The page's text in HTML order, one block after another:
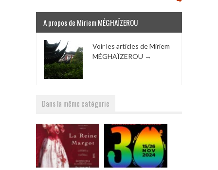
A propos de Miriem MÉGHAÏZEROU
Voir les articles de Miriem
MÉGHAÏZEROU →
Dans la même catégorie